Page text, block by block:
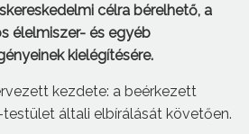
célra bérelhető, a
élelmiszer- és egyéb
kielégítésére.
kezdete: a beérkezett
általi elbírálását követően.